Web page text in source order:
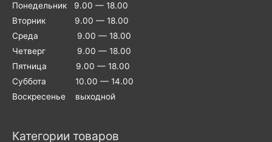
Понедельник 9.00 — 18.00
Вторник 9.00 — 18.00
Среда 9.00 — 18.00
Четверг 9.00 — 18.00
Пятница 9.00 — 18.00
Суббота 10.00 — 14.00
Воскресенье выходной
Категории товаров